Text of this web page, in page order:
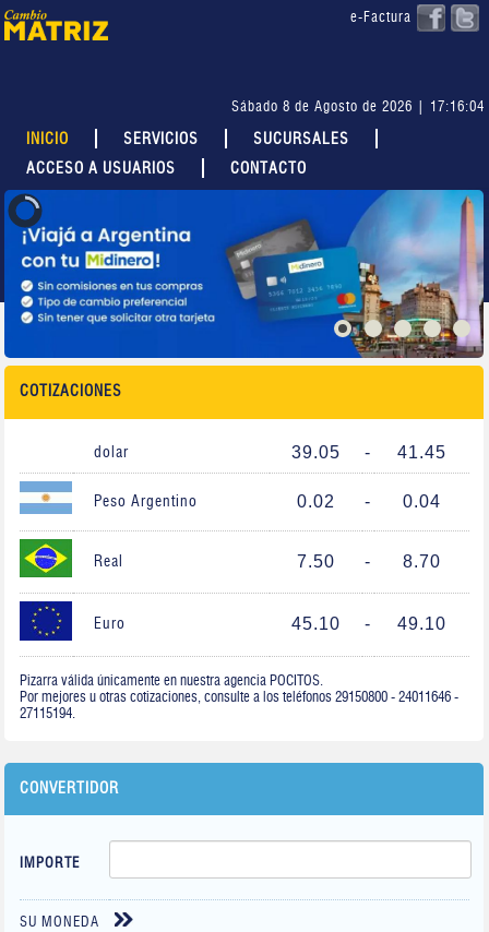
e-Factura
Sábado 8 de Agosto de 2026 | 17:16:04
INICIO SERVICIOS
SUCURSALES
ACCESO A USUARIOS
CONTACTO
COTIZACIONES
dolar 39.05 - 41.45
Peso Argentino 0.02 - 0.04
Real 7.50 - 8.70
Euro 45.10 - 49.10
Pizarra válida únicamente en nuestra agencia POCITOS.
Por mejores u otras cotizaciones, consulte a los teléfonos 29150800 - 24011646 -
27115194.
CONVERTIDOR
IMPORTE
SU MONEDA